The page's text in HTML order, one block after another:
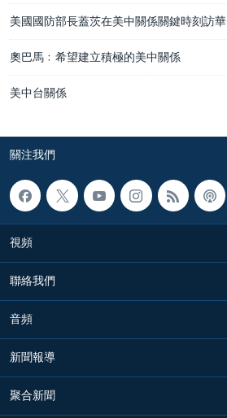
美國國防部長蓋茨在美中關係關鍵時刻訪華
奧巴馬﹕希望建立積極的美中關係
美中台關係
關注我們
視頻
聯絡我們
音頻
新聞報導
聚合新聞